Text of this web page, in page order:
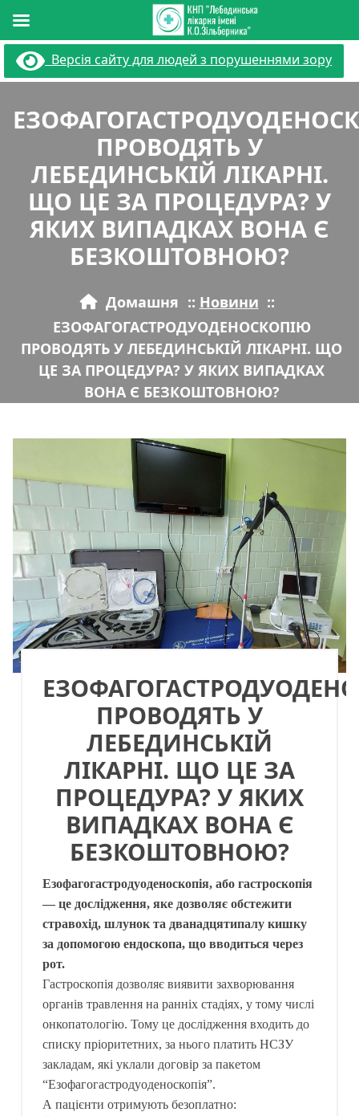
Перейти
вмісту
Версія сайту для людей з порушеннями зору
ПРОВОДЯТЬ У
ЛЕБЕДИНСЬКІЙ ЛІКАРНІ.
ЩО ЦЕ ЗА ПРОЦЕДУРА? У
ЯКИХ ВИПАДКАХ ВОНА Є
БЕЗКОШТОВНОЮ?
Домашня :: Новини ::
ЕЗОФАГОГАСТРОДУОДЕНОСКОПІЮ
ПРОВОДЯТЬ У ЛЕБЕДИНСЬКІЙ ЛІКАРНІ. ЩО
ЦЕ ЗА ПРОЦЕДУРА? У ЯКИХ ВИПАДКАХ
ВОНА Є БЕЗКОШТОВНОЮ?
ПРОВОДЯТЬ У
ЛЕБЕДИНСЬКІЙ
ЛІКАРНІ. ЩО ЦЕ ЗА
ПРОЦЕДУРА? У ЯКИХ
ВИПАДКАХ ВОНА Є
БЕЗКОШТОВНОЮ?
Езофагогастродуоденоскопія, або гастроскопія
— це дослідження, яке дозволяє обстежити
стравохід, шлунок та дванадцятипалу кишку
за допомогою ендоскопа, що вводиться через
рот.
Гастроскопія дозволяє виявити захворювання
органів травлення на ранніх стадіях, у тому числі
онкопатологію. Тому це дослідження входить до
списку пріоритетних, за нього платить НСЗУ
закладам, які уклали договір за пакетом
“Езофагогастродуоденоскопія”.
А пацієнти отримують безоплатно: